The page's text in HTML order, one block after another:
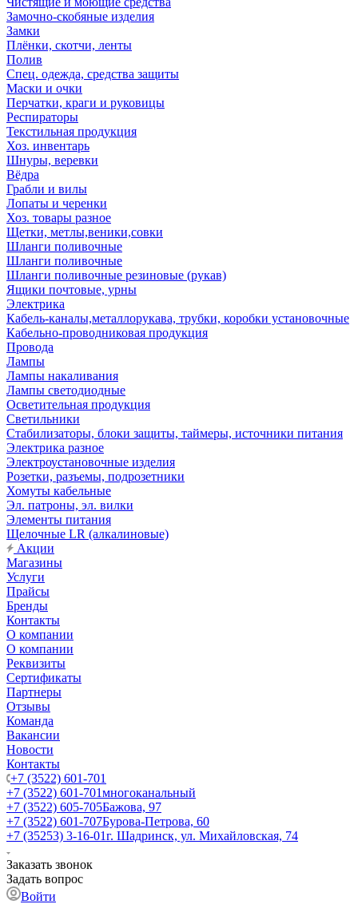
Замочно-скобяные изделия
Замки
Плёнки, скотчи, ленты
Полив
Спец. одежда, средства защиты
Маски и очки
Перчатки, краги и руковицы
Респираторы
Текстильная продукция
Хоз. инвентарь
Шнуры, веревки
Вёдра
Грабли и вилы
Лопаты и черенки
Хоз. товары разное
Щетки, метлы,веники,совки
Шланги поливочные
Шланги поливочные
Шланги поливочные резиновые (рукав)
Ящики почтовые, урны
Электрика
Кабель-каналы,металлорукава, трубки, коробки установочные
Кабельно-проводниковая продукция
Провода
Лампы
Лампы накаливания
Лампы светодиодные
Осветительная продукция
Светильники
Стабилизаторы, блоки защиты, таймеры, источники питания
Электрика разное
Электроустановочные изделия
Розетки, разъемы, подрозетники
Хомуты кабельные
Эл. патроны, эл. вилки
Элементы питания
Щелочные LR (алкалиновые)
Акции
Магазины
Услуги
Прайсы
Бренды
Контакты
О компании
О компании
Реквизиты
Сертификаты
Партнеры
Отзывы
Команда
Вакансии
Новости
Контакты
+7 (3522) 601-701
+7 (3522) 601-701многоканальный
+7 (3522) 605-705Бажова, 97
+7 (3522) 601-707Бурова-Петрова, 60
+7 (35253) 3-16-01г. Шадринск, ул. Михайловская, 74
Заказать звонок
Задать вопрос
Войти